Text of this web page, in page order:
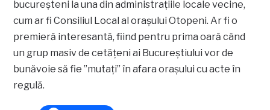
bucureșteni la una din administrațiile locale vecine,
cum ar fi Consiliul Local al orașului Otopeni. Ar fi o
premieră interesantă, fiind pentru prima oară când
un grup masiv de cetățeni ai Bucureștiului vor de
bunăvoie să fie ”mutați” în afara orașului cu acte în
regulă.